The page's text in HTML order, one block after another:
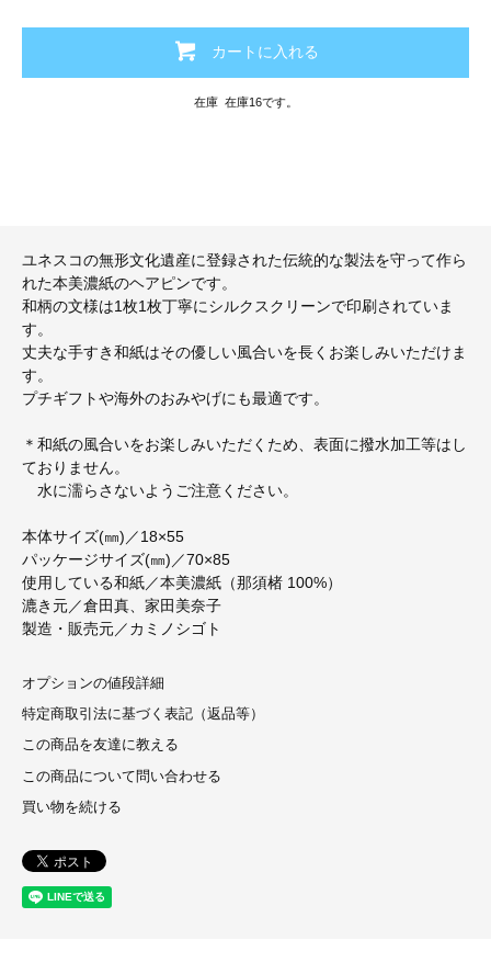
カートに入れる
在庫 在庫16です。
ユネスコの無形文化遺産に登録された伝統的な製法を守って作ら
れた本美濃紙のヘアピンです。
和柄の文様は1枚1枚丁寧にシルクスクリーンで印刷されていま
す。
丈夫な手すき和紙はその優しい風合いを長くお楽しみいただけま
す。
プチギフトや海外のおみやげにも最適です。
＊和紙の風合いをお楽しみいただくため、表面に撥水加工等はし
ておりません。
水に濡らさないようご注意ください。
本体サイズ(㎜)／18×55
パッケージサイズ(㎜)／70×85
使用している和紙／本美濃紙（那須楮 100%）
漉き元／倉田真、家田美奈子
製造・販売元／カミノシゴト
オプションの値段詳細
特定商取引法に基づく表記（返品等）
この商品を友達に教える
この商品について問い合わせる
買い物を続ける